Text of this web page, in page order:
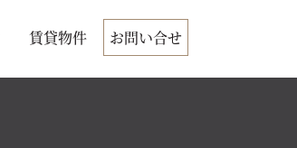
賃貸物件 お問い合せ